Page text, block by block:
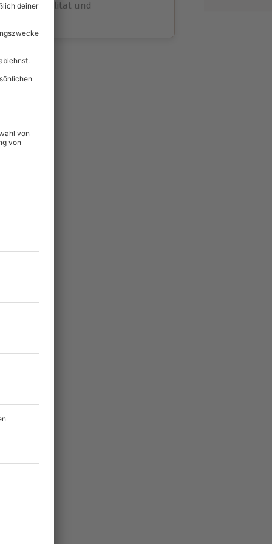
volle Flexibilität und
& verlängerbar.